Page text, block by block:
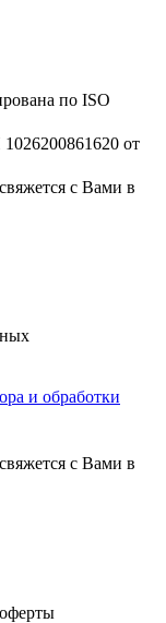
по ISO
от
с Вами в
и обработки
с Вами в